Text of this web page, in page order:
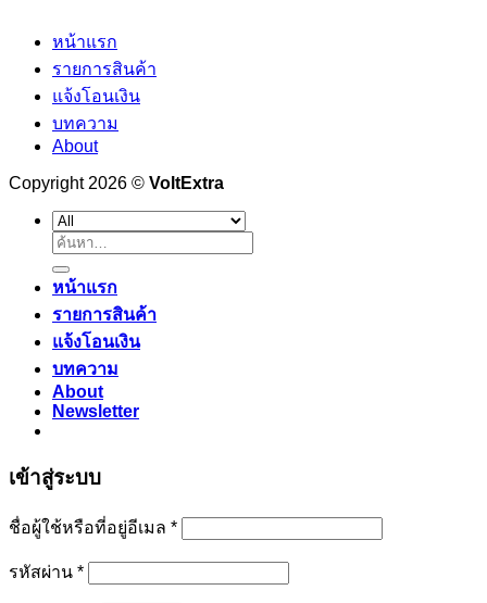
หน้าแรก
รายการสินค้า
แจ้งโอนเงิน
บทความ
About
Copyright 2026 © VoltExtra
ค้นหา:
หน้าแรก
รายการสินค้า
แจ้งโอนเงิน
บทความ
About
Newsletter
เข้าสู่ระบบ
ชื่อผู้ใช้หรือที่อยู่อีเมล *ต้องการ
รหัสผ่าน *ต้องการ